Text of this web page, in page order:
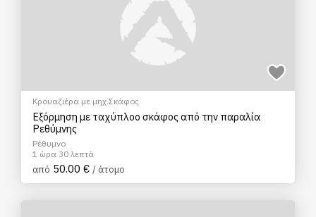
Κρουαζιέρα με μηχ.Σκάφος
Εξόρμηση με ταχύπλοο σκάφος από την παραλία
Ρεθύμνης
Ρέθυμνο
1 ώρα 30 λεπτά
από 50.00 € / άτομο